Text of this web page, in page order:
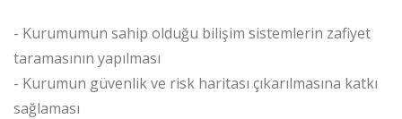
- Kurumumun sahip olduğu bilişim sistemlerin zafiyet
taramasının yapılması
- Kurumun güvenlik ve risk haritası çıkarılmasına katkı
sağlaması